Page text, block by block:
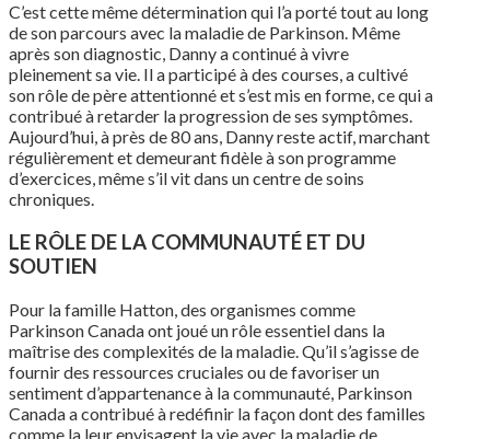
C’estcettemêmedéterminationqui l’aportétout au long
de sonparcours avec lamaladiede Parkinson. Même
après son diagnostic, Danny acontinuéà vivre
pleinementsavie. Il aparticipéà des courses, acultivé
sonrôlede pèreattentionnéets’estmis enforme,cequi a
contribuéà retarder la progression deses symptômes.
Aujourd’hui, àprès de 80ans, Dannyresteactif,marchant
régulièrementetdemeurantfidèleà sonprogramme
d’exercices,mêmes’ilvit dans uncentredesoins
chroniques.
LE RÔLE DE LA COMMUNAUTÉ ET DU
SOUTIEN
Pour lafamille Hatton, des organismes comme
Parkinson Canadaont jouéunrôleessentieldans la
maîtrisedes complexités de lamaladie Qu’ils’agissede
fournirdes ressources cruciales oudefavoriserun
sentimentd’appartenanceà lacommunauté , Parkinson
Canada acontribuéàredéfinir la façondontdes familles
comme la leurenvisagent la vie avec lamaladiede